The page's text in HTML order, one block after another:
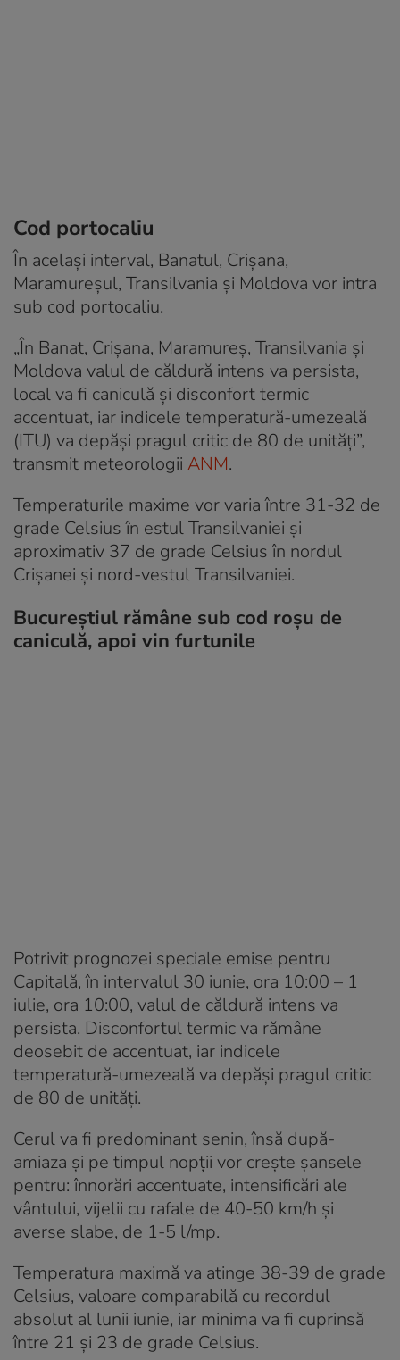
Cod portocaliu
În același interval, Banatul, Crișana,
Maramureșul, Transilvania și Moldova vor intra
sub cod portocaliu.
„În Banat, Crișana, Maramureș, Transilvania și
Moldova valul de căldură intens va persista,
local va fi caniculă și disconfort termic
accentuat, iar indicele temperatură-umezeală
(ITU) va depăși pragul critic de 80 de unități”,
transmit meteorologii ANM.
Temperaturile maxime vor varia între 31-32 de
grade Celsius în estul Transilvaniei și
aproximativ 37 de grade Celsius în nordul
Crișanei și nord-vestul Transilvaniei.
Bucureștiul rămâne sub cod roșu de
caniculă, apoi vin furtunile
Potrivit prognozei speciale emise pentru
Capitală, în intervalul 30 iunie, ora 10:00 – 1
iulie, ora 10:00, valul de căldură intens va
persista. Disconfortul termic va rămâne
deosebit de accentuat, iar indicele
temperatură-umezeală va depăși pragul critic
de 80 de unități.
Cerul va fi predominant senin, însă după-
amiaza și pe timpul nopții vor crește șansele
pentru: înnorări accentuate, intensificări ale
vântului, vijelii cu rafale de 40-50 km/h și
averse slabe, de 1-5 l/mp.
Temperatura maximă va atinge 38-39 de grade
Celsius, valoare comparabilă cu recordul
absolut al lunii iunie, iar minima va fi cuprinsă
între 21 și 23 de grade Celsius.